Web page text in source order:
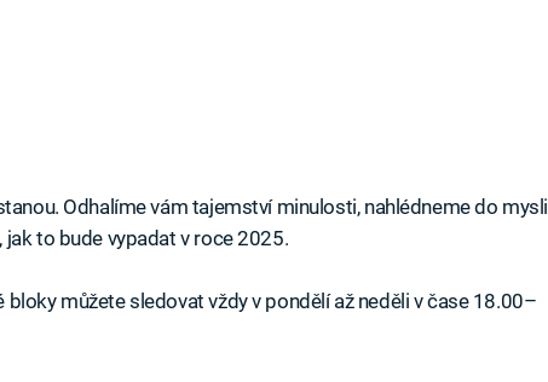
Odhalíme vám tajemství minulosti, nahlédneme do mysli
jak to bude vypadat v roce 2025.
můžete sledovat vždy v pondělí až neděli v čase 18.00–